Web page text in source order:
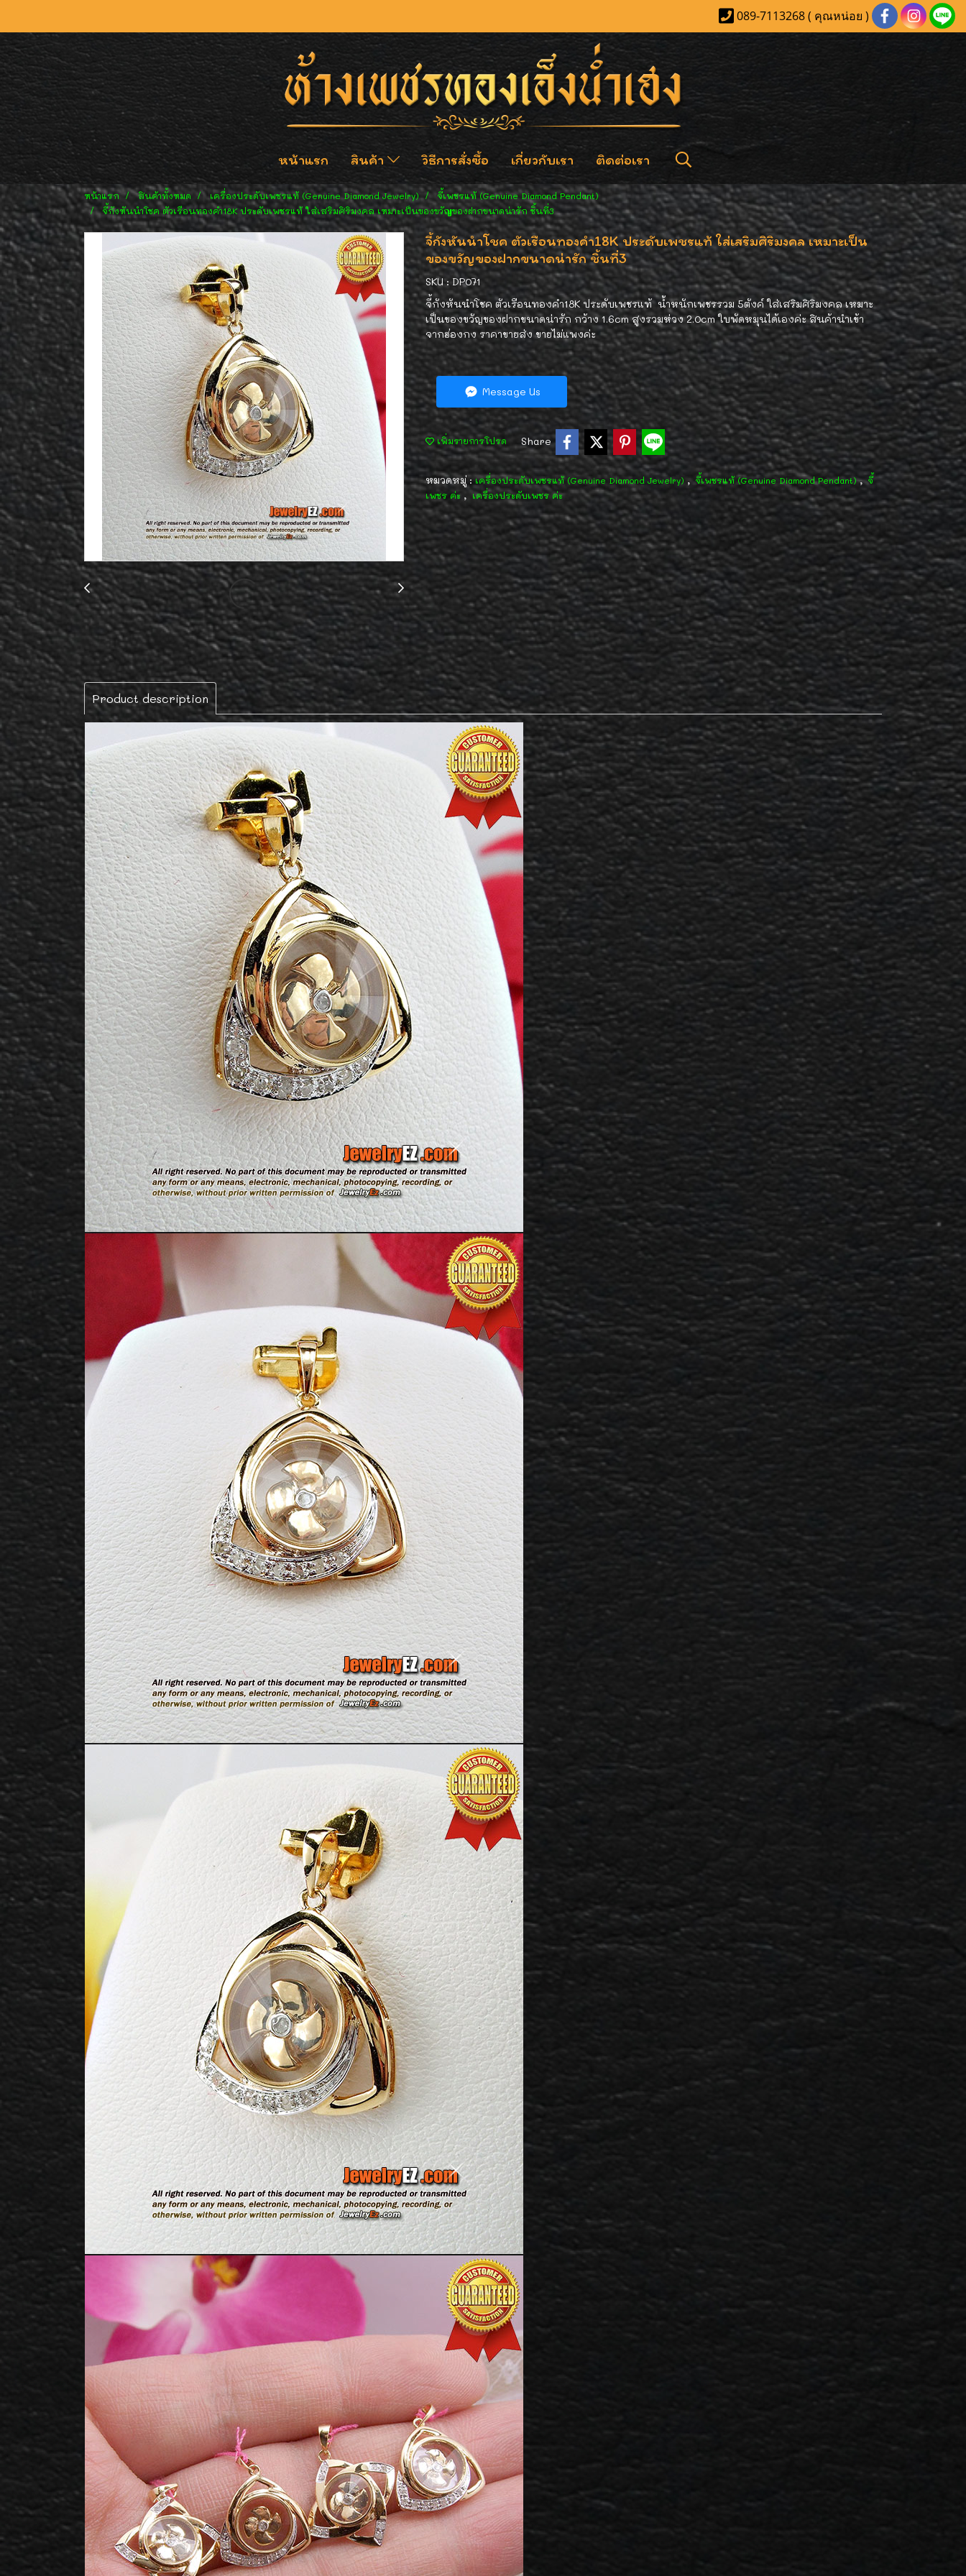
089-7113268 ( คุณหน่อย )
หน้าแรก สินค้า วิธีการสั่งซื้อ เกี่ยวกับเรา ติดต่อเรา
หน้าแรก สินค้าทั้งหมด เครื่องประดับเพชรแท้ (Genuine Diamond Jewelry)
จี้เพชรแท้ (Genuine Diamond Pendant)
จี้กังหันนำโชค ตัวเรือนทองคำ18K ประดับเพชรแท้ ใส่เสริมศิริมงคล เหมาะเป็นของขวัญของฝากขนาดน่ารัก ชิ้นที่3
จี้กังหันนำโชค ตัวเรือนทองคำ18K ประดับเพชรแท้ ใส่เสริมศิริมงคล เหมาะเป็น
ของขวัญของฝากขนาดน่ารัก ชิ้นที่3
SKU : DP071
จี้กังหันนำโชค ตัวเรือนทองคำ18K ประดับเพชรแท้ น้ำหนักเพชรรวม 5ตังค์ ใส่เสริมศิริมงคล เหมาะ
เป็นของขวัญของฝากขนาดน่ารัก กว้าง 1.6cm สูงรวมห่วง 2.0cm ใบพัดหมุนได้เองค่ะ สินค้านำเข้า
จากฮ่องกง ราคาขายส่ง ขายไม่แพงค่ะ
Message Us
เพิ่มรายการโปรด Share
หมวดหมู่ :เครื่องประดับเพชรแท้ (Genuine Diamond Jewelry) , จี้เพชรแท้ (Genuine Diamond Pendant), จี้
เพชร ค่ะ , เครื่องประดับเพชร ค่ะ
Product description